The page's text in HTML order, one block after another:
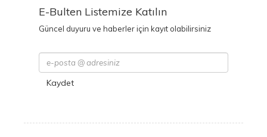
E-Bulten Listemize Katılın
Güncel duyuru ve haberler için kayıt olabilirsiniz
Kaydet